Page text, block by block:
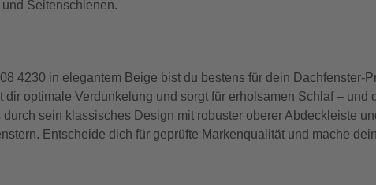
Seitenschienen.
4230 in elegantem Beige bist du bestens für dein Dachfenster-
optimale Verdunkelung und sorgt für erholsamen Schlaf – und
sein klassisches Design mit robuster oberer Abdeckleiste
Entscheide dich für geprüfte Markenqualität und mache